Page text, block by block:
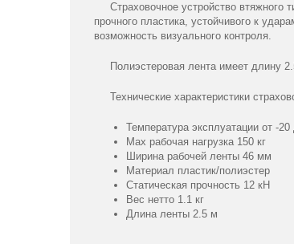
Страховочное устройство втяжного
прочного пластика, устойчивого к
возможность визуального контроля.
Полиэстеровая лента имеет длину
Технические характеристики
Температура эксплуатации от -
Max рабочая нагрузка 150 кг
Ширина рабочей ленты 46 мм
Материал пластик/полиэстер
Статическая прочность 12 кН
Вес нетто 1.1 кг
Длина ленты 2.5 м